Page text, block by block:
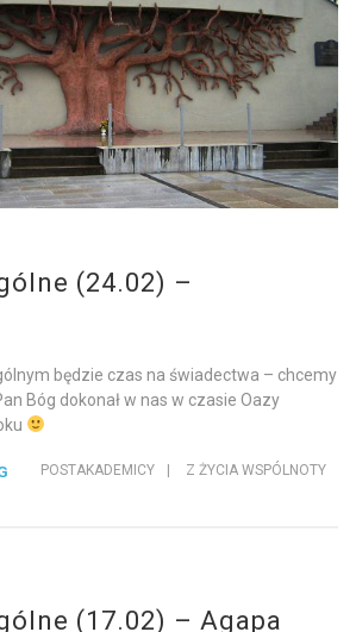
(24.02) –
będzie czas na świadectwa – chcemy
Bóg dokonał w nas w czasie Oazy
POSTAKADEMICY Z ŻYCIA WSPÓLNOTY
(17.02) – Agapa